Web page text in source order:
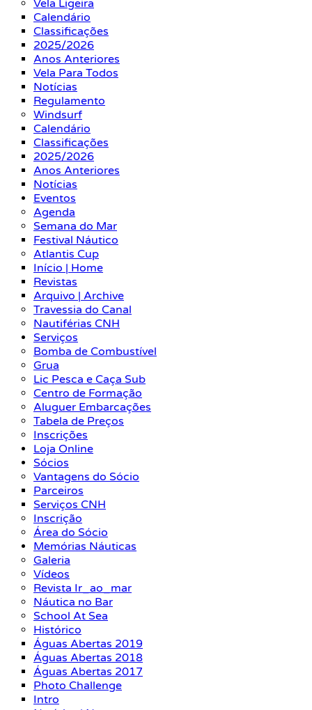
Vela Ligeira
Calendário
Classificações
2025/2026
Anos Anteriores
Vela Para Todos
Notícias
Regulamento
Windsurf
Calendário
Classificações
2025/2026
Anos Anteriores
Notícias
Eventos
Agenda
Semana do Mar
Festival Náutico
Atlantis Cup
Início | Home
Revistas
Arquivo | Archive
Travessia do Canal
Nautiférias CNH
Serviços
Bomba de Combustível
Grua
Lic Pesca e Caça Sub
Centro de Formação
Aluguer Embarcações
Tabela de Preços
Inscrições
Loja Online
Sócios
Vantagens do Sócio
Parceiros
Serviços CNH
Inscrição
Área do Sócio
Memórias Náuticas
Galeria
Vídeos
Revista Ir_ao_mar
Náutica no Bar
School At Sea
Histórico
Águas Abertas 2019
Águas Abertas 2018
Águas Abertas 2017
Photo Challenge
Intro